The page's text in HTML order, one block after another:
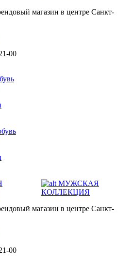
магазин в центре Санкт-
00
МУЖСКАЯ
КОЛЛЕКЦИЯ
магазин в центре Санкт-
00